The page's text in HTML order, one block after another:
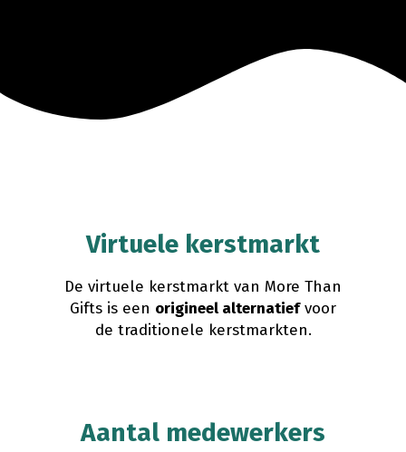
Virtuele kerstmarkt
De virtuele kerstmarkt van More Than
Gifts is een origineel alternatiefvoor
de traditionele kerstmarkten.
Aantal medewerkers